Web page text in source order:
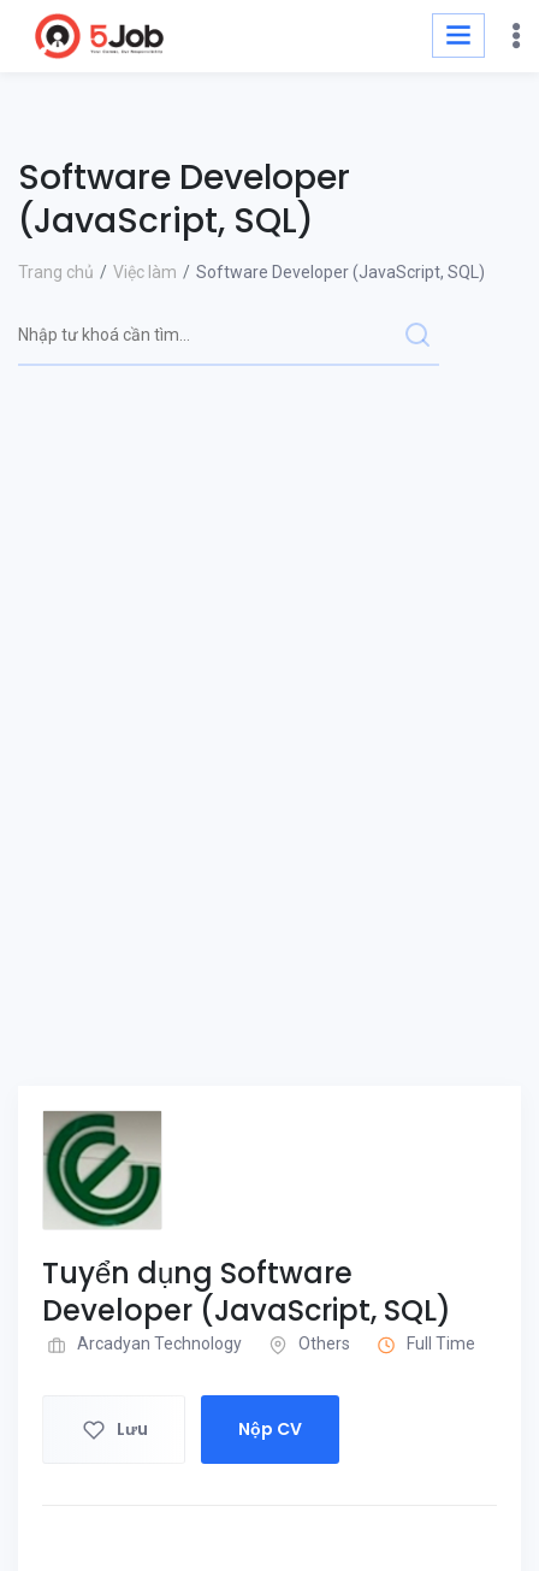
Software Developer
(JavaScript, SQL)
Trang chủ Việc làm Software Developer (JavaScript, SQL)
Tuyển dụng Software
Developer (JavaScript, SQL)
Arcadyan Technology Others Full Time
Lưu Nộp CV